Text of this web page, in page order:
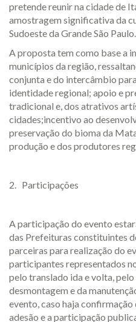
pretende reunir na cidade de
amostragem significativa da
Sudoeste da Grande São Paulo.
A proposta tem como base a
municípios da região,
conjunta e do intercâmbio
identidade regional; apoio e
tradicional e, dos atrativos
cidades;incentivo ao
preservação do bioma da
produção e dos produtores
2. Participações
A participação do evento
das Prefeituras constituintes
parceiras para realização do
participantes representados
pelo translado ida e volta,
desmontagem e da
evento, caso haja
adesão e a participação